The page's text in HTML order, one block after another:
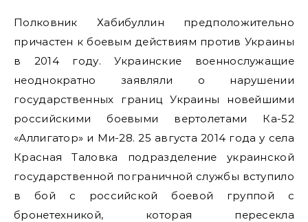
Полковник Хабибуллин предположительно
причастен к боевым действиям против Украины
в 2014 году. Украинские военнослужащие
неоднократно заявляли о нарушении
государственных границ Украины новейшими
российскими боевыми вертолетами Ка-52
«Аллигатор» и Ми-28. 25 августа 2014 года у села
Красная Таловка подразделение украинской
государственной пограничной службы вступило
в бой с российской боевой группой с
бронетехникой, которая пересекла